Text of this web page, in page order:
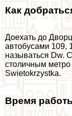
Как
Доехать до
автобусами 109,
называться Dw.
столичным
Swietokrzystka.
Время